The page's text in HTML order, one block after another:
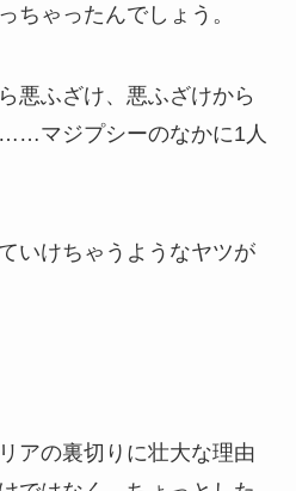
ちゃったんでしょう。
悪ふざけ、悪ふざけから
マジプシーのなかに1人
いけちゃうようなヤツが
アの裏切りに壮大な理由